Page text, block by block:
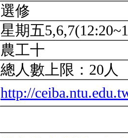
選修
星期五
農工十
總人數上限：20人
http://